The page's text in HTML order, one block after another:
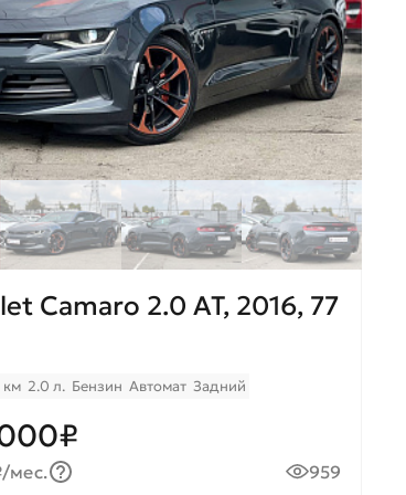
Camaro 2.0 AT, 2016, 77
км 2.0 л. Бензин Автомат Задний
мес. 959